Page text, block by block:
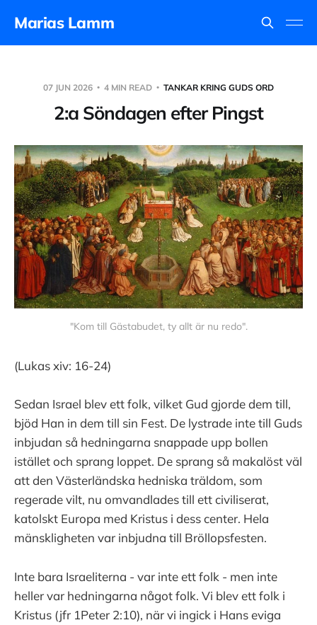
Marias Lamm
07 JUN 2026 4 MIN READ TANKAR KRING GUDS ORD
2:a Söndagen efter Pingst
"Kom till Gästabudet, ty allt är nu redo".
(Lukas xiv: 16-24)
Sedan Israel blev ett folk, vilket Gud gjorde dem till,
bjöd Han in dem till sin Fest. De lystrade inte till Guds
inbjudan så hedningarna snappade upp bollen
istället och sprang loppet. De sprang så makalöst väl
att den Västerländska hedniska träldom, som
regerade vilt, nu omvandlades till ett civiliserat,
katolskt Europa med Kristus i dess center. Hela
mänskligheten var inbjudna till Bröllopsfesten.
Inte bara Israeliterna - var inte ett folk - men inte
heller var hedningarna något folk. Vi blev ett folk i
Kristus (jfr 1Peter 2:10), när vi ingick i Hans eviga